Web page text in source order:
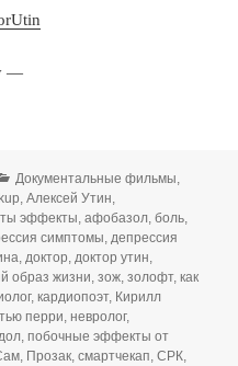
—
Рубрики
Документальные фильмы,
,Алексей Утин,
эффекты,афобазол,боль,
симптомы,депрессия
,доктор,доктор утин,
образ жизни,зож,золофт,как
,кардиопоэт, Кирилл
перри,невролог,
,побочные эффекты от
, Прозак,смартчекап,СРК,